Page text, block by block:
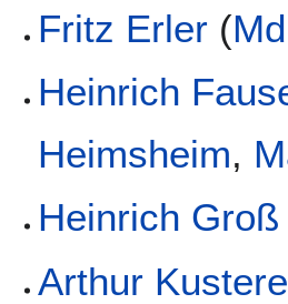
Fritz Erler (
Heinrich
Heimsheim,
Heinrich Groß
Arthur